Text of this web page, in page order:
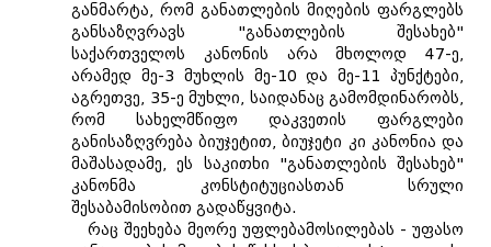
განმარტა, რომ განათლების მიღების ფარგლებს
განსაზღვრავს "განათლების შესახებ"
საქართველოს კანონის არა მხოლოდ 47-ე,
არამედ მე-3 მუხლის მე-10 და მე-11 პუნქტები,
აგრეთვე, 35-ე მუხლი, საიდანაც გამომდინარობს,
რომ სახელმწიფო დაკვეთის ფარგლები
განისაზღვრება ბიუჯეტით, ბიუჯეტი კი კანონია და
მაშასადამე, ეს საკითხი "განათლების შესახებ"
კანონმა კონსტიტუციასთან სრული
შესაბამისობით გადაწყვიტა.
რაც შეეხება მეორე უფლებამოსილებას - უფასო